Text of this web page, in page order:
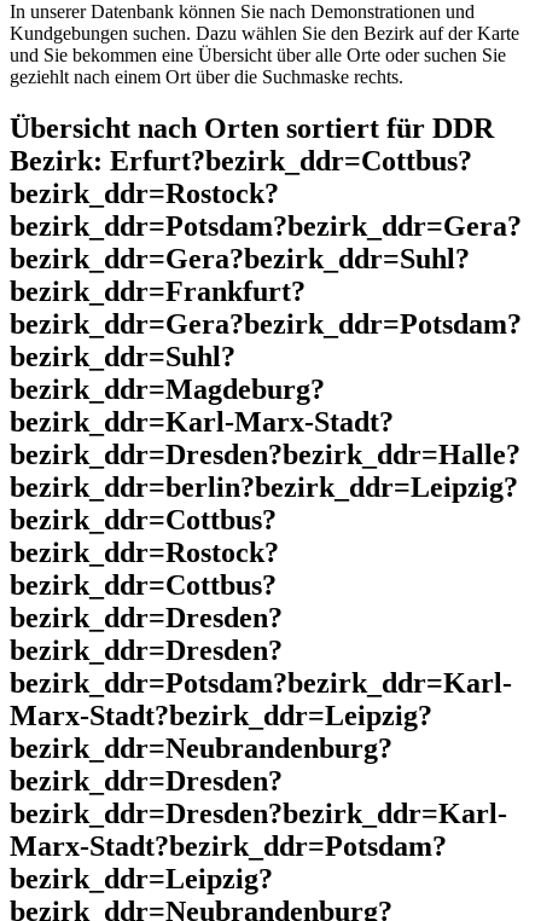
In unserer Datenbank können Sie nach Demonstrationen und
Kundgebungen suchen. Dazu wählen Sie den Bezirk auf der Karte
und Sie bekommen eine Übersicht über alle Orte oder suchen Sie
geziehlt nach einem Ort über die Suchmaske rechts.
Übersicht nach Orten sortiert für DDR
Bezirk: Erfurt?bezirk_ddr=Cottbus?
bezirk_ddr=Rostock?
bezirk_ddr=Potsdam?bezirk_ddr=Gera?
bezirk_ddr=Gera?bezirk_ddr=Suhl?
bezirk_ddr=Frankfurt?
bezirk_ddr=Gera?bezirk_ddr=Potsdam?
bezirk_ddr=Suhl?
bezirk_ddr=Magdeburg?
bezirk_ddr=Karl-Marx-Stadt?
bezirk_ddr=Dresden?bezirk_ddr=Halle?
bezirk_ddr=berlin?bezirk_ddr=Leipzig?
bezirk_ddr=Cottbus?
bezirk_ddr=Rostock?
bezirk_ddr=Cottbus?
bezirk_ddr=Dresden?
bezirk_ddr=Dresden?
bezirk_ddr=Potsdam?bezirk_ddr=Karl-
Marx-Stadt?bezirk_ddr=Leipzig?
bezirk_ddr=Neubrandenburg?
bezirk_ddr=Dresden?
bezirk_ddr=Dresden?bezirk_ddr=Karl-
Marx-Stadt?bezirk_ddr=Potsdam?
bezirk_ddr=Leipzig?
bezirk_ddr=Neubrandenburg?